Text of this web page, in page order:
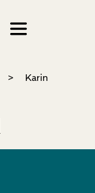
>
Karin